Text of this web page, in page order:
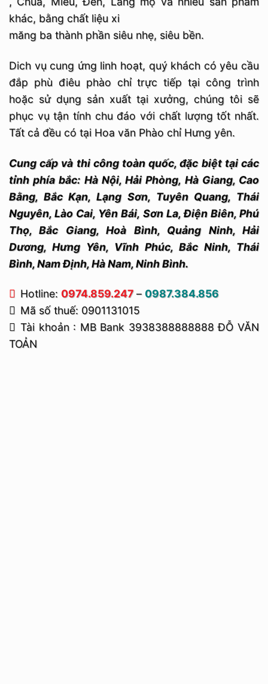
khác, bằng chất liệu xi
măng ba thành phần siêu nhẹ, siêu bền.
Dich vụ cung ứng linh hoạt, quý khách có yêu cầu
đắp phù điêu phào chỉ trực tiếp tại công trình
hoặc sử dụng sản xuất tại xưởng, chúng tôi sẽ
phục vụ tận tính chu đáo với chất lượng tốt nhất.
Tất cả đều có tại Hoa văn Phào chỉ Hưng yên.
Cung cấp và thi công toàn quốc, đặc biệt tại các
tỉnh phía bắc: Hà Nội, Hải Phòng, Hà Giang, Cao
Bằng, Bắc Kạn, Lạng Sơn, Tuyên Quang, Thái
Nguyên, Lào Cai, Yên Bái, Sơn La, Điện Biên, Phú
Thọ, Bắc Giang, Hoà Bình, Quảng Ninh, Hải
Dương, Hưng Yên, Vĩnh Phúc, Bắc Ninh, Thái
Bình, Nam Định, Hà Nam, Ninh Bình.
Hotline: 0974.859.247– 0987.384.856
Mã số thuế: 0901131015
Tài khoản : MB Bank 3938388888888 ĐỖ VĂN
TOẢN